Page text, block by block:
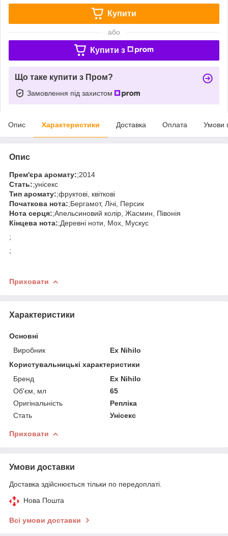
Купити
або
Купити з
Що таке купити з Пром?
Замовлення під захистом
Опис Характеристики Доставка Оплата Умови
Опис
Прем'єра аромату:;2014
Стать:;унісекс
Тип аромату:;фруктові, квіткові
Початкова нота:;Бергамот, Лічі, Персик
Нота серця:;Апельсиновий колір, Жасмин, Півонія
Кінцева нота:;Деревні ноти, Мох, Мускус
;
;
Приховати
Характеристики
Основні
Виробник
Ex Nihilo
Користувальницькі характеристики
Бренд
Ex Nihilo
Об'єм, мл
65
Оригінальність
Репліка
Стать
Унісекс
Приховати
Умови доставки
Доставка здійснюється тільки по передоплаті.
Нова Пошта
Всі умови доставки